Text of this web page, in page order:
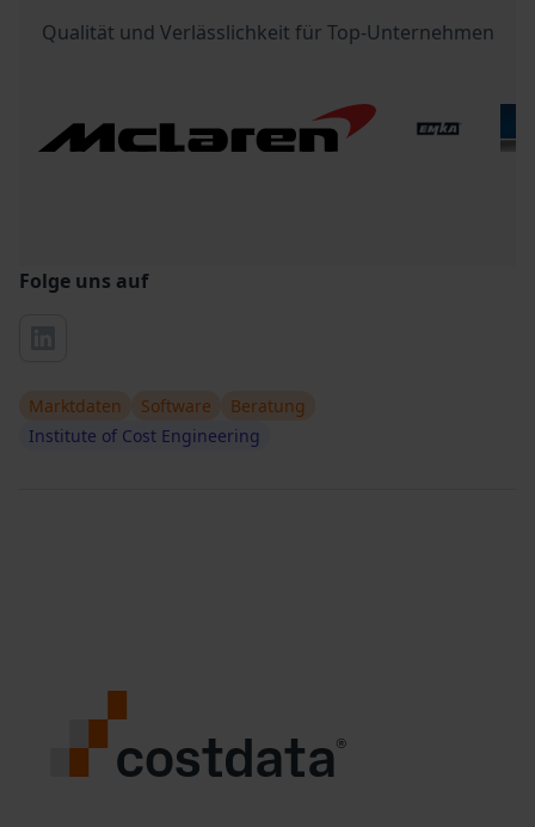
Qualität und Verlässlichkeit für Top-Unternehmen
Folge uns auf
Marktdaten Software
Beratung
Institute of Cost Engineering